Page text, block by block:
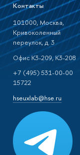
Контакты
101000, Москва,
Кривоколенный
переулок, д. 3
Офис K3-209, К3-208
+7 (495) 531-00-00
15722
hseuxlab@hse.ru